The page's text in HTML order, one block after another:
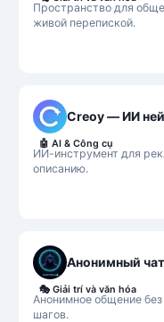
Пространство для
живой перепиской.
ИИ-инструмент для
описанию.
🤖 AI & Công cụ
Анонимный
Анонимное общение
шагов.
🎭 Giải trí và văn hóa